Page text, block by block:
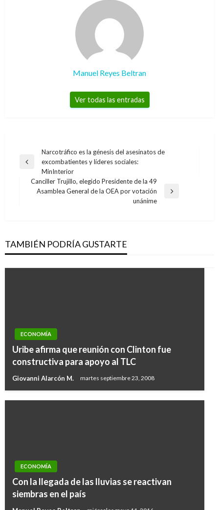
Manuel Reyes Beltran
Ver todas las entradas
Navegación
de
entradas
Entrada
anterior
Narcotráfico es la génesis del asesinatos de
excombatientes y líderes sociales:
MinInterior
Entrada
Canciller Trujillo, elegido Presidente de la 49
Asamblea General de la OEA por votación
unánime
TAMBIÉN PODRÍA GUSTARTE
ECONOMÍA
Uribe afirma que reunión con Clinton fue
constructiva para apoyo al TLC
Giovanni Alarcón M. martes septiembre 23, 2008
ECONOMÍA
Con la llegada de las lluvias se reactivan
siembras en el país